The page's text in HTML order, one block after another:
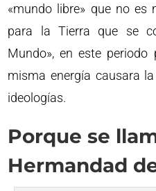
«mundo libre» que no es
para la Tierra que se
Mundo», en este
misma energía causara
ideologías.
Porque se
Hermandad